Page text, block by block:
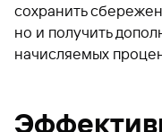
сохранить
но и получить
начисляемых